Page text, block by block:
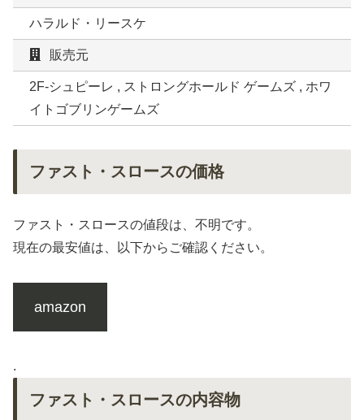
ハラルド・リースケ
販売元
2F-シュピーレ , ストロングホールド ゲームズ , ホワ
イトゴブリンゲームズ
ファスト・スロースの価格
ファスト・スロースの値段は、不明です。
現在の最安値は、以下からご確認ください。
amazon
.
ファスト・スロースの内容物